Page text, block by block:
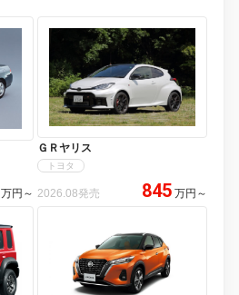
万円 ～
ＧＲヤリス
トヨタ
2026.08発売 845 万円 ～